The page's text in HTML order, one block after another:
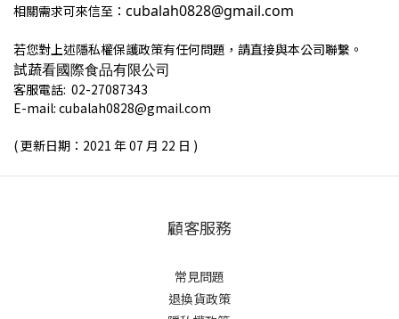
相關需求可來信至： cubalah0828@gmail.com
若您對上述隱私權保護政策有任何問題，請直接與本公司聯繫。
試蔬看國際食品有限公司
客服電話: 02-27087343
E-mail: cubalah0828@gmail.com
( 更新日期：2021 年 07 月 22 日 )
顧客服務
常見問題
退換貨政策